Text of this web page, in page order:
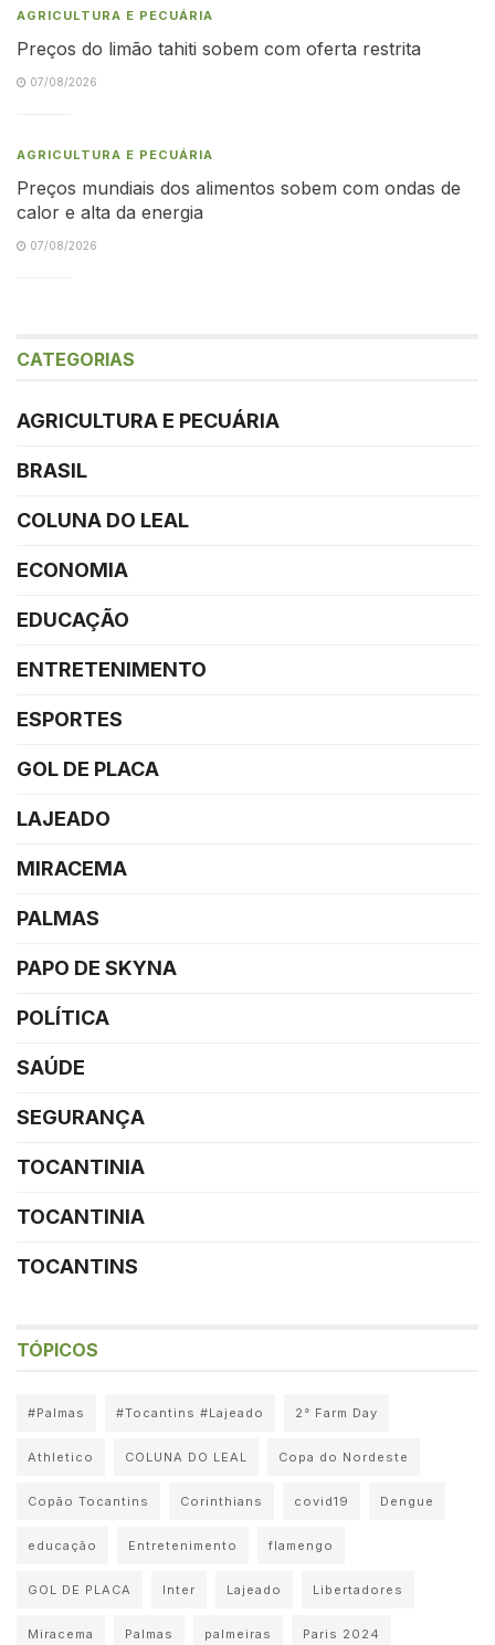
AGRICULTURA E PECUÁRIA
Preços do limão tahiti sobem com oferta restrita
07/08/2026
AGRICULTURA E PECUÁRIA
Preços mundiais dos alimentos sobem com ondas de
calor e alta da energia
07/08/2026
CATEGORIAS
AGRICULTURA E PECUÁRIA
BRASIL
COLUNA DO LEAL
ECONOMIA
EDUCAÇÃO
ENTRETENIMENTO
ESPORTES
GOL DE PLACA
LAJEADO
MIRACEMA
PALMAS
PAPO DE SKYNA
POLÍTICA
SAÚDE
SEGURANÇA
TOCANTINIA
TOCANTINIA
TOCANTINS
TÓPICOS
#Palmas #Tocantins #Lajeado 2° Farm Day
Athletico COLUNA DO LEAL Copa do Nordeste
Copão Tocantins Corinthians covid19 Dengue
educação Entretenimento flamengo
GOL DE PLACA Inter Lajeado Libertadores
Miracema Palmas palmeiras Paris 2024